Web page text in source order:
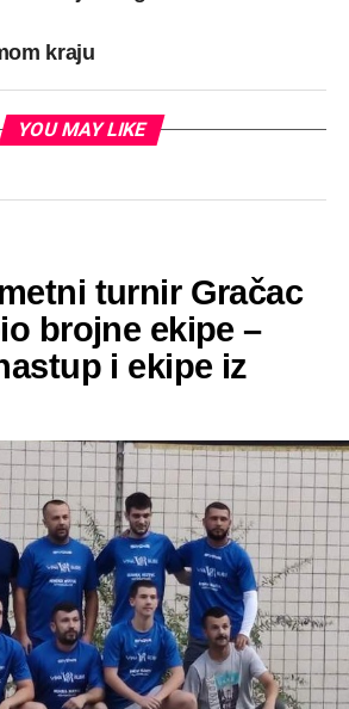
kraju
YOU MAY LIKE
turnir Gračac
brojne ekipe –
i ekipe iz